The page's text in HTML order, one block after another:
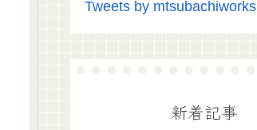
Tweets by mtsubachiworks
新着記事